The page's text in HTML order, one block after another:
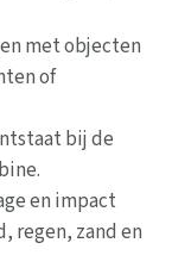
met objecten
of
bij de
en impact
regen, zand en